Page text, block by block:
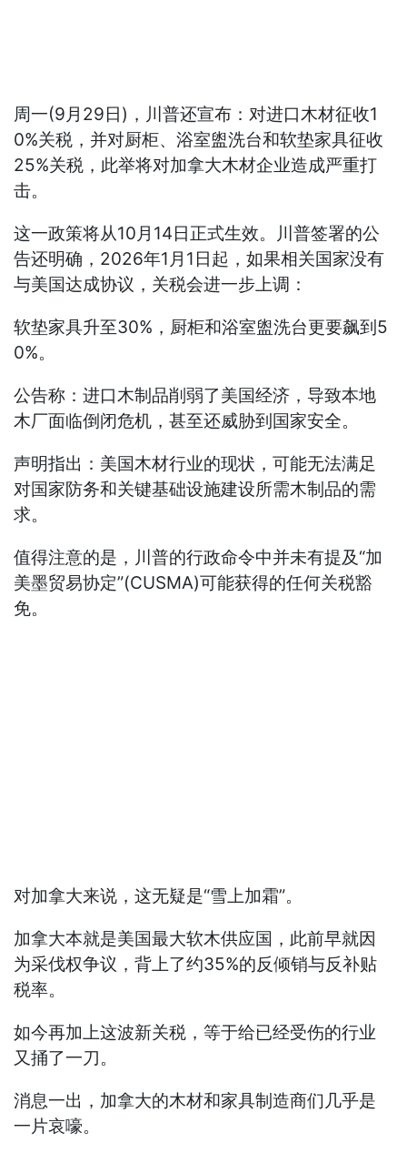
周一(9月29日)，川普还宣布：对进口木材征收1
0%关税，并对厨柜、浴室盥洗台和软垫家具征收
25%关税，此举将对加拿大木材企业造成严重打
击。
这一政策将从10月14日正式生效。川普签署的公
告还明确，2026年1月1日起，如果相关国家没有
与美国达成协议，关税会进一步上调：
软垫家具升至30%，厨柜和浴室盥洗台更要飙到5
0%。
公告称：进口木制品削弱了美国经济，导致本地
木厂面临倒闭危机，甚至还威胁到国家安全。
声明指出：美国木材行业的现状，可能无法满足
对国家防务和关键基础设施建设所需木制品的需
求。
值得注意的是，川普的行政命令中并未有提及“加
美墨贸易协定”(CUSMA)可能获得的任何关税豁
免。
对加拿大来说，这无疑是“雪上加霜”。
加拿大本就是美国最大软木供应国，此前早就因
为采伐权争议，背上了约35%的反倾销与反补贴
税率。
如今再加上这波新关税，等于给已经受伤的行业
又捅了一刀。
消息一出，加拿大的木材和家具制造商们几乎是
一片哀嚎。